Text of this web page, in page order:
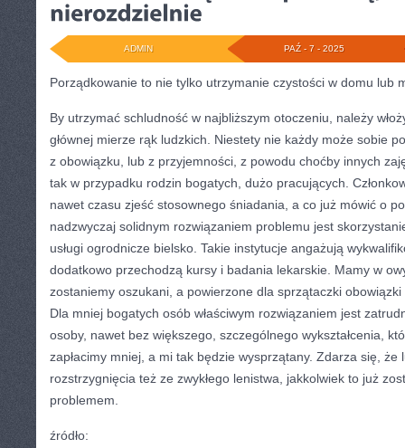
PAŹ - 7 - 2025
ADMIN
Porządkowanie to nie tylko utrzymanie czystości w domu lub
By utrzymać schludność w najbliższym otoczeniu, należy
głównej mierze rąk ludzkich. Niestety nie każdy może sobie
z obowiązku, lub z przyjemności, z powodu choćby innych
tak w przypadku rodzin bogatych, dużo pracujących.
nawet czasu zjeść stosownego śniadania, a co już mówić o
nadzwyczaj solidnym rozwiązaniem problemu jest
usługi ogrodnicze bielsko. Takie instytucje angażują
dodatkowo przechodzą kursy i badania lekarskie. Mamy w
zostaniemy oszukani, a powierzone dla sprzątaczki
Dla mniej bogatych osób właściwym rozwiązaniem jest
osoby, nawet bez większego, szczególnego wykształcenia,
zapłacimy mniej, a mi tak będzie wysprzątany. Zdarza się, że
rozstrzygnięcia też ze zwykłego lenistwa, jakkolwiek to już
problemem.
źródło: